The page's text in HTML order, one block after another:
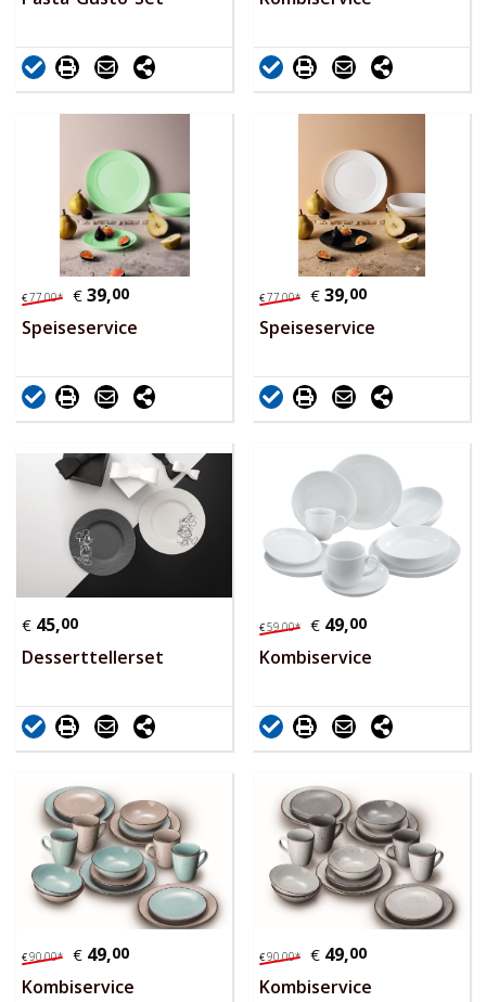
€77,00* € 39,00
Speiseservice
€77,00* € 39,00
Speiseservice
€ 45,00
Desserttellerset
€59,00* € 49,00
Kombiservice
€90,00* € 49,00
Kombiservice
€90,00* € 49,00
Kombiservice